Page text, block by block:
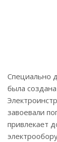
Специально
была
завоевали
привлекает